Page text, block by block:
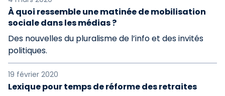
À quoi ressemble une matinée de mobilisation
sociale dans les médias ?
Des nouvelles du pluralisme de l’info et des invités
politiques.
19 février 2020
Lexique pour temps de réforme des retraites